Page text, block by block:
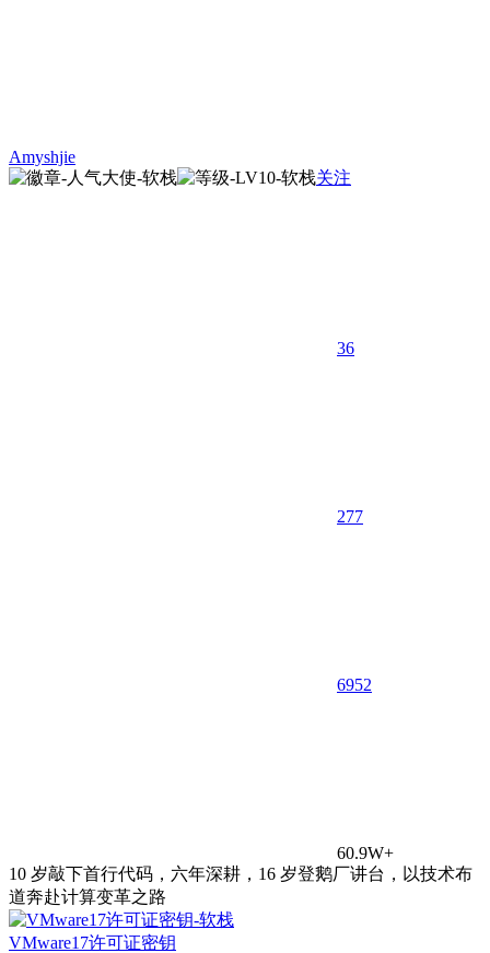
Amyshjie
关注
36
277
6952
60.9W+
10 岁敲下首行代码，六年深耕，16 岁登鹅厂讲台，以技术布
道奔赴计算变革之路
VMware17许可证密钥